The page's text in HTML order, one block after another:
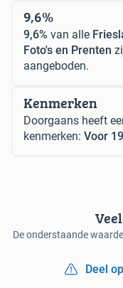
9,6%
9,6% van alle
Foto's en Prenten
aangeboden.
Kenmerken
Doorgaans heeft
kenmerken: Voor
De onderstaande
Deel